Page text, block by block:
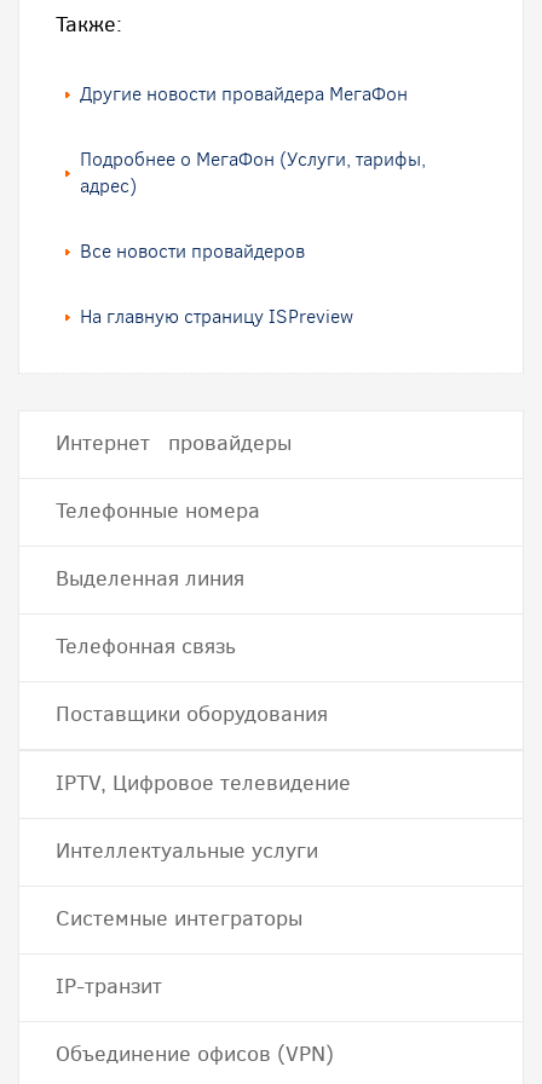
Также:
Другие новости провайдера МегаФон
Подробнее о МегаФон (Услуги, тарифы,
адрес)
Все новости провайдеров
На главную страницу ISPreview
Интернет провайдеры
Телефонные номера
Выделенная линия
Телефонная связь
Поставщики оборудования
IPTV, Цифровое телевидение
Интеллектуальные услуги
Системные интеграторы
IP-транзит
Объединение офисов (VPN)